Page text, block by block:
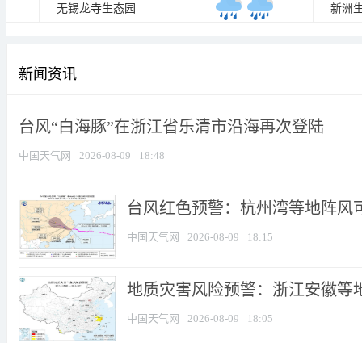
无锡龙寺生态园 新洲
新闻资讯
台风“白海豚”在浙江省乐清市沿海再次登陆
中国天气网 2026-08-09 18:48
台风红色预警：杭州湾等地阵风
中国天气网 2026-08-09 18:15
地质灾害风险预警：浙江安徽等
中国天气网 2026-08-09 18:05